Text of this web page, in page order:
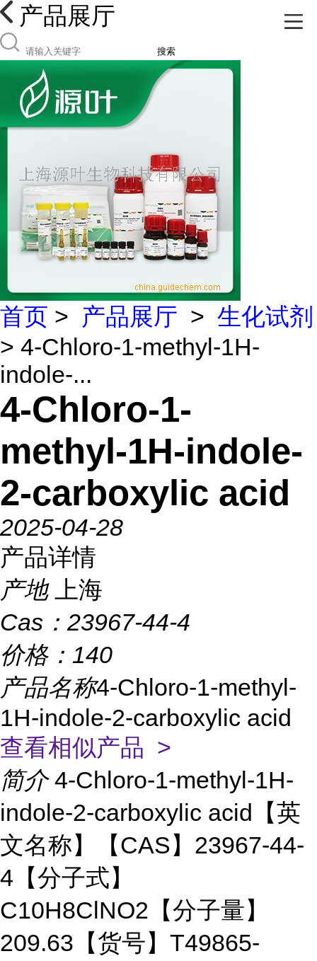
产品展厅
搜索
首页 > 产品展厅 > 生化试剂
> 4-Chloro-1-methyl-1H-
indole-...
4-Chloro-1-
methyl-1H-indole-
2-carboxylic acid
2025-04-28
产品详情
产地
上海
Cas： 23967-44-4
价格： 140
产品名称4-Chloro-1-methyl-
1H-indole-2-carboxylic acid
查看相似产品 >
简介 4-Chloro-1-methyl-1H-
indole-2-carboxylic acid【英
文名称】【CAS】23967-44-
4【分子式】
C10H8ClNO2【分子量】
209.63【货号】T49865-